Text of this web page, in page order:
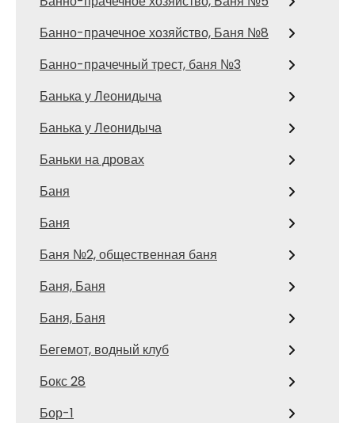
Банно-прачечное хозяйство, Баня №8
Банно-прачечный трест, баня №3
Банька у Леонидыча
Банька у Леонидыча
Баньки на дровах
Баня
Баня
Баня №2, общественная баня
Баня, Баня
Баня, Баня
Бегемот, водный клуб
Бокс 28
Бор-1